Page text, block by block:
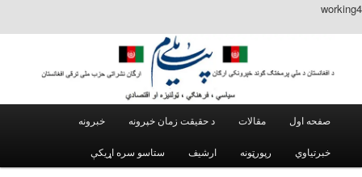
working4
Skip to primary content
Skip to secondary content
مقالات د حقیقت زمان خپرونه خبرونه
خبرتیاوي رپورټونه ارشیف